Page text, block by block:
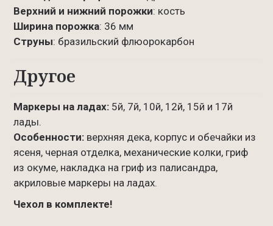
Верхний и нижний порожки: кость
Ширина порожка: 36 мм
Струны: бразильский флюорокарбон
Другое
Маркеры на ладах: 5й, 7й, 10й, 12й, 15й и 17й
лады.
Особенности: верхняя дека, корпус и обечайки из
ясеня, черная отделка, механические колки, гриф
из окуме, накладка на гриф из палисандра,
акриловые маркеры на ладах.
Чехол в комплекте!